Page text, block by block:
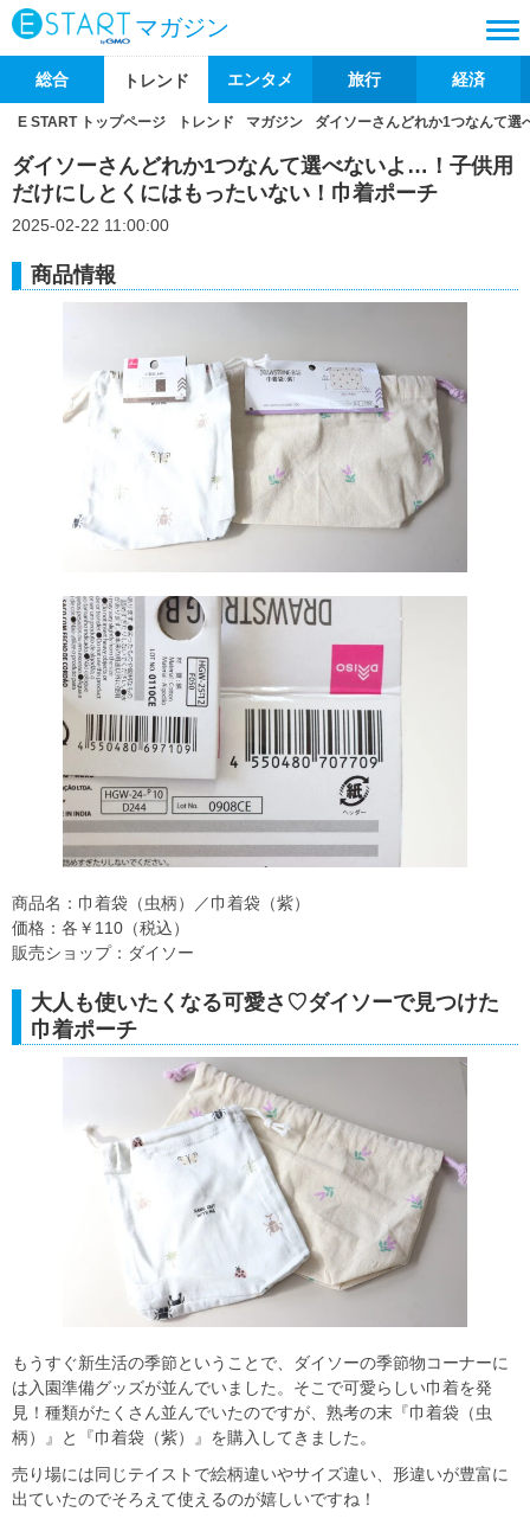
マガジン
総合 トレンド エンタメ 旅行 経済
E START トップページ トレンド マガジン ダイソーさんどれか1つなんて
ダイソーさんどれか1つなんて選べないよ…！子供用
だけにしとくにはもったいない！巾着ポーチ
2025-02-22 11:00:00
商品情報
商品名：巾着袋（虫柄）／巾着袋（紫）
価格：各￥110（税込）
販売ショップ：ダイソー
大人も使いたくなる可愛さ♡ダイソーで見つけた
巾着ポーチ
もうすぐ新生活の季節ということで、ダイソーの季節物コーナーに
は入園準備グッズが並んでいました。そこで可愛らしい巾着を発
見！種類がたくさん並んでいたのですが、熟考の末『巾着袋（虫
柄）』と『巾着袋（紫）』を購入してきました。
売り場には同じテイストで絵柄違いやサイズ違い、形違いが豊富に
出ていたのでそろえて使えるのが嬉しいですね！